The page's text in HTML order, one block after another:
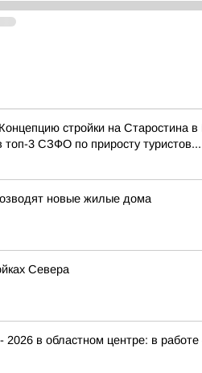
стройки на
3 СЗФО по приросту туристов...
новые жилые дома
Севера
в областном центре: в